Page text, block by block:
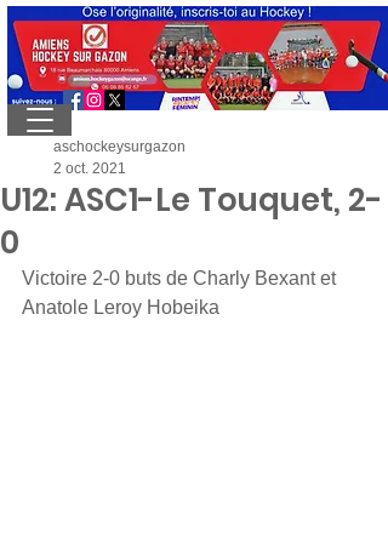
U12: ASC1-Le Touquet, 2-
0
aschockeysurgazon
2 oct. 2021
Victoire 2-0 buts de Charly Bexant et
Anatole Leroy Hobeika